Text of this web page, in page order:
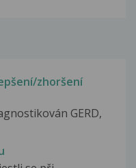
zhoršení
GERD,